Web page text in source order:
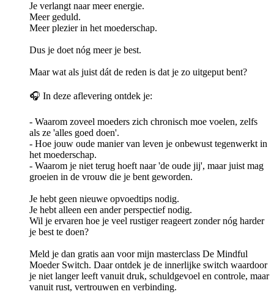
Je verlangt naar meer energie.
Meer geduld.
Meer plezier in het moederschap.
Dus je doet nóg meer je best.
Maar wat als juist dát de reden is dat je zo uitgeput bent?
🎧 In deze aflevering ontdek je:
- Waarom zoveel moeders zich chronisch moe voelen, zelfs
als ze 'alles goed doen'.
- Hoe jouw oude manier van leven je onbewust tegenwerkt in
het moederschap.
- Waarom je niet terug hoeft naar 'de oude jij', maar juist mag
groeien in de vrouw die je bent geworden.
Je hebt geen nieuwe opvoedtips nodig.
Je hebt alleen een ander perspectief nodig.
Wil je ervaren hoe je veel rustiger reageert zonder nóg harder
je best te doen?
Meld je dan gratis aan voor mijn masterclass De Mindful
Moeder Switch. Daar ontdek je de innerlijke switch waardoor
je niet langer leeft vanuit druk, schuldgevoel en controle, maar
vanuit rust, vertrouwen en verbinding.